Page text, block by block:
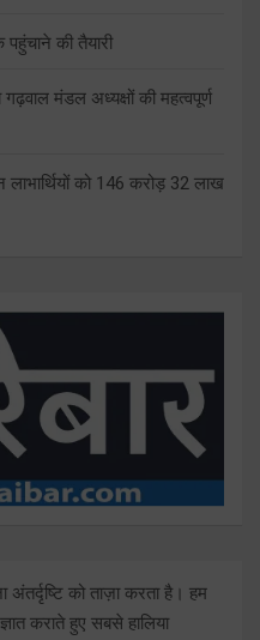
की तैयारी
मंडल अध्यक्षों की महत्वपूर्ण
को 146 करोड़ 32 लाख
अंतर्दृष्टि को ताज़ा करता है। हम
कराते हुए सबसे हालिया